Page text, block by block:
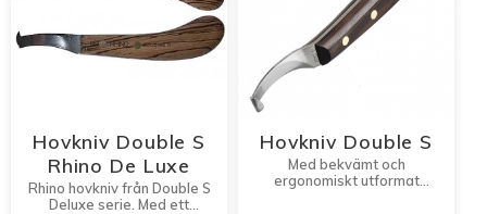
Hovkniv Double S
Rhino De Luxe
Rhino hovkniv från Double S
Deluxe serie. Med ett
Hovkniv Double S
Med bekvämt och
ergonomiskt utformat